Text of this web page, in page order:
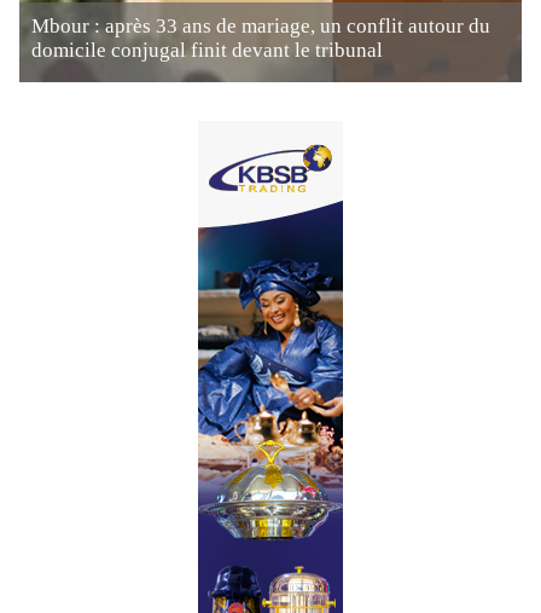
Mbour : après 33 ans de mariage, un conflit autour du
domicile conjugal finit devant le tribunal